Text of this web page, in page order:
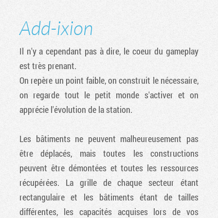
Add-ixion
Il n'y a cependant pas à dire, le coeur du gameplay
est très prenant.
On repère un point faible, on construit le nécessaire,
on regarde tout le petit monde s'activer et on
apprécie l'évolution de la station.
Les bâtiments ne peuvent malheureusement pas
être déplacés, mais toutes les constructions
peuvent être démontées et toutes les ressources
récupérées. La grille de chaque secteur étant
rectangulaire et les bâtiments étant de tailles
différentes, les capacités acquises lors de vos